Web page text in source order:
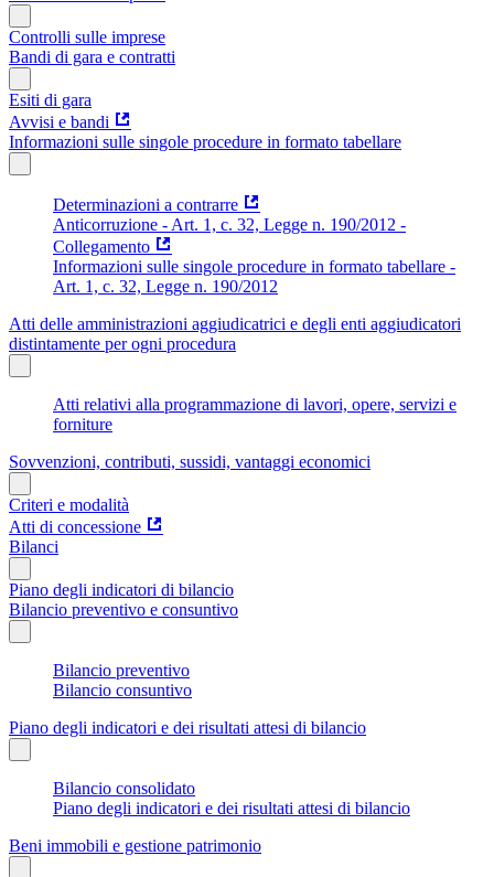
Controlli sulle imprese
Bandi di gara e contratti
Esiti di gara
Avvisi e bandi
Informazioni sulle singole procedure in formato tabellare
Determinazioni a contrarre
Anticorruzione - Art. 1, c. 32, Legge n. 190/2012 -
Collegamento
Informazioni sulle singole procedure in formato tabellare -
Art. 1, c. 32, Legge n. 190/2012
Atti delle amministrazioni aggiudicatrici e degli enti aggiudicatori
distintamente per ogni procedura
Atti relativi alla programmazione di lavori, opere, servizi e
forniture
Sovvenzioni, contributi, sussidi, vantaggi economici
Criteri e modalità
Atti di concessione
Bilanci
Piano degli indicatori di bilancio
Bilancio preventivo e consuntivo
Bilancio preventivo
Bilancio consuntivo
Piano degli indicatori e dei risultati attesi di bilancio
Bilancio consolidato
Piano degli indicatori e dei risultati attesi di bilancio
Beni immobili e gestione patrimonio